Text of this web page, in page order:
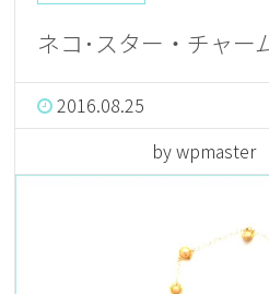
ネコ･スター・チャー
2016.08.25
by wpmaster